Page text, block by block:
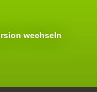
wechseln